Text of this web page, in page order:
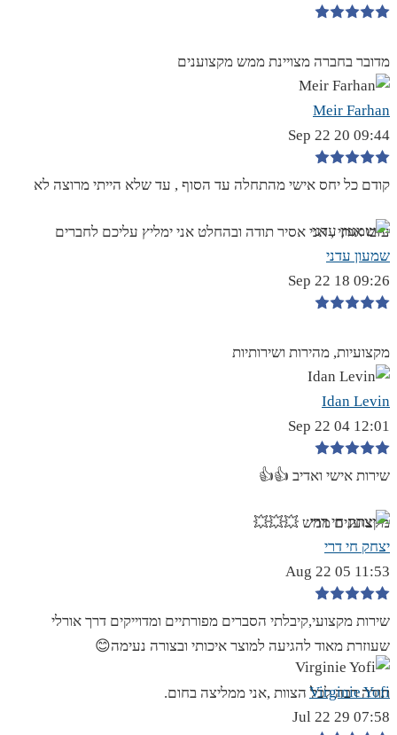
מדובר בחברה מצויינת ממש מקצוענים
Meir Farhan
09:44 20 Sep 22
קודם כל יחס אישי מהתחלה עד הסוף , עד שלא הייתי מרוצה לא
עזבו אותי , אני אסיר תודה ובהחלט אני ימליץ עליכם לחברים
שמעון עדני
09:26 18 Sep 22
מקצועיות, מהירות ושירותיות
Idan Levin
12:01 04 Sep 22
שירות אישי ואדיב 👍👍
מקצוענים ממש 💥💥💥
יצחק חי דרי
11:53 05 Aug 22
שירות מקצועי,קיבלתי הסברים מפורתיים ומדוייקים דרך אורלי
שעוזרת מאוד להגיעה למוצר איכותי ובצורה נעימה😊
תודה רבה לכל הצוות ,אני ממליצה בחום.
Virginie Yofi
07:58 29 Jul 22